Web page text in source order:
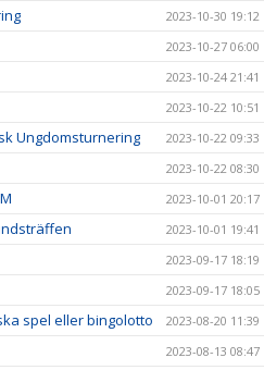
2023-10-30 19:12
2023-10-27 06:00
2023-10-24 21:41
2023-10-22 10:51
Ungdomsturnering 2023-10-22 09:33
2023-10-22 08:30
2023-10-01 20:17
2023-10-01 19:41
2023-09-17 18:19
2023-09-17 18:05
spel eller bingolotto 2023-08-20 11:39
2023-08-13 08:47